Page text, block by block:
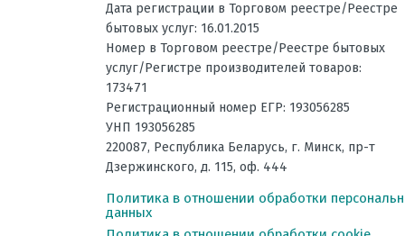
Инвертор
Максимальная длина трассы, м
Максимальная высота трассы,
Ночной режим
Рабочая температура
Уровень шума внешнего
Вес наружного блока, кг
Потребляемая мощность при
Дата регистрации в Торговом реестре/Реестре
бытовых услуг: 16.01.2015
Номер в Торговом реестре/Реестре бытовых
услуг/Регистре производителей товаров:
173471
Регистрационный номер ЕГР: 193056285
УНП 193056285
220087, Республика Беларусь, г. Минск, пр-т
Дзержинского, д. 115, оф. 444
Политика в отношении обработки
данных